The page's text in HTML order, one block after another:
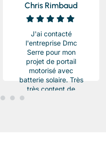
Chris Rimbaud
J'ai contacté
l'entreprise Dmc
Serre pour mon
projet de portail
motorisé avec
batterie solaire. Très
très content de
l'équipe Beau travail